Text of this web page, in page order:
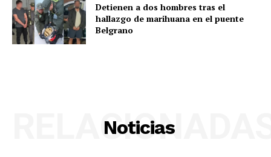
Detienen a dos hombres tras el
hallazgo de marihuana en el puente
Belgrano
Noticias